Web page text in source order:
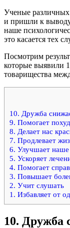
Ученые различных
и пришли к
наше
это касается тех
Посмотрим
которые выявили
товарищества
10. Дружба
9. Помогает
8. Делает нас
7. Продлевает
6. Улучшает наше
5. Ускоряет
4. Помогает
3. Повышает
2. Учит слушать
1. Избавляет от
10. Дружба